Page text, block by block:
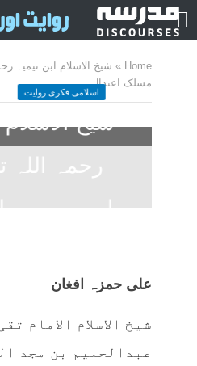
Home
» شیخ الاسلام ابن تیمیہ
مسلک اعتدال
اسلامی فکری روایت
شیخ الاسلام
رحمہ اللہ
بارے میں
علی حمزہ افغان
شیخ الاسلام الامام
عبدالحلیم بن مجد